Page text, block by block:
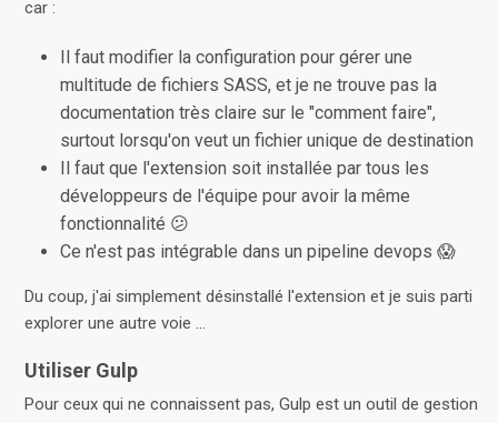
car :
Il faut modifier la configuration pour gérer une
multitude de fichiers SASS, et je ne trouve pas la
documentation très claire sur le "comment faire",
surtout lorsqu'on veut un fichier unique de destination
Il faut que l'extension soit installée par tous les
développeurs de l'équipe pour avoir la même
fonctionnalité 😕
Ce n'est pas intégrable dans un pipeline devops 😱
Du coup, j'ai simplement désinstallé l'extension et je suis parti
explorer une autre voie ...
Utiliser Gulp
Pour ceux qui ne connaissent pas, Gulp est un outil de gestion